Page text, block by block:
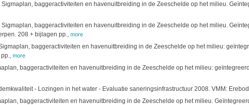
baggeractiviteiten en havenuitbreiding in de Zeeschelde op het milieu.
baggeractiviteiten en havenuitbreiding in de Zeeschelde op het milieu.
208 + bijlagen pp. more
baggeractiviteiten en havenuitbreiding in de Zeeschelde op het milieu:
more
baggeractiviteiten en havenuitbreiding in de Zeeschelde op het milieu:
- Lozingen in het water - Evaluatie saneringsinfrastructuur 2008. VMM:
baggeractiviteiten en havenuitbreiding in de Zeeschelde op het milieu.